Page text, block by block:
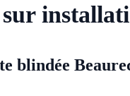
blindée